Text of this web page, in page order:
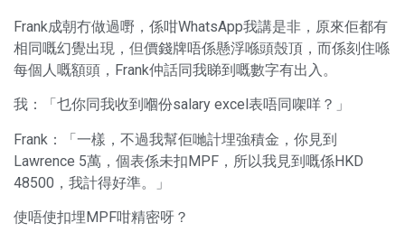
Frank成朝冇做過嘢，係咁WhatsApp我講是非，原來佢都有
相同嘅幻覺出現，但價錢牌唔係懸浮喺頭殼頂，而係刻住喺
每個人嘅額頭，Frank仲話同我睇到嘅數字有出入。
我：「乜你同我收到嗰份salary excel表唔同㗎咩？」
Frank：「一樣，不過我幫佢哋計埋強積金，你見到
Lawrence 5萬，個表係未扣MPF，所以我見到嘅係HKD
48500，我計得好準。」
使唔使扣埋MPF咁精密呀？